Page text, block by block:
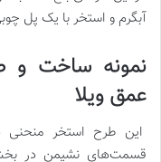
آبگرم و استخر با یک پل
نمونه ساخت و
عمق ویلا
این طرح استخر منحنی
قسمت‌های نشیمن در